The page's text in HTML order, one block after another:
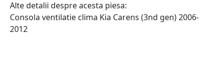
Alte detalii despre acesta piesa:
Consola ventilatie clima Kia Carens (3nd gen) 2006-
2012